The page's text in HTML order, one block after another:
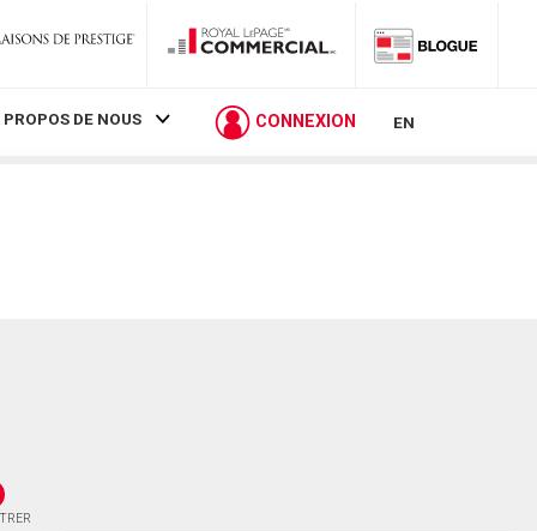
PROPOS DE NOUS CONNEXION EN